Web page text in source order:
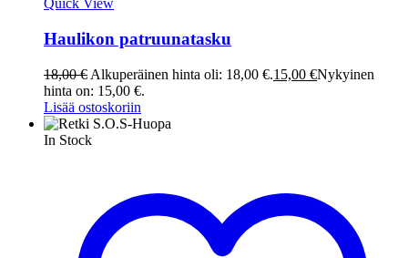
Quick View
Haulikon patruunatasku
18,00€ Alkuperäinen hinta oli: 18,00 €.15,00 €Nykyinen
hinta on: 15,00 €.
Lisää ostoskoriin
In Stock